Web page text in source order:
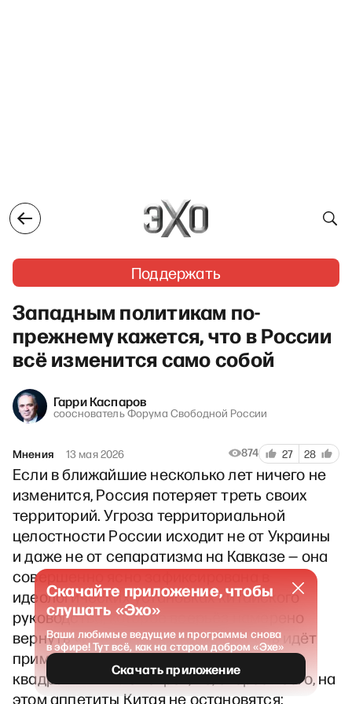
Поддержать
Западным политикам по-
прежнему кажется, что в России
всё изменится само собой
Гарри Каспаров
сооснователь Форума Свободной России
Мнения 13 мая 2026 874 27 28
Если в ближайшие несколько лет ничего не
изменится, Россия потеряет треть своих
территорий. Угроза территориальной
целостности России исходит не от Украины
и даже не от сепаратизма на Кавказе — она
совершенно ясно зафиксирована в
идеологических установках китайского
руководства, которое всерьёз намерено
вернуть «исторические земли». Речь идёт
примерно о полутора миллионах
квадратных километров, но, скорее всего, на
этом аппетиты Китая не остановятся:
Скачайте приложение, чтобы
слушать «Эхо»
Ваши любимые ведущие и программы снова
в эфире! Тут всё, как на старом добром «Эхе»
Скачать приложение